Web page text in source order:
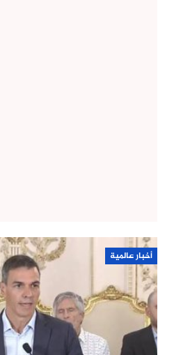
أخبار عالمية